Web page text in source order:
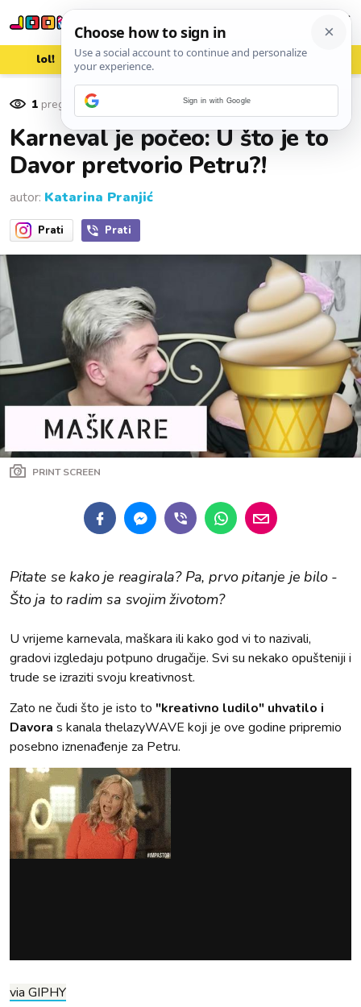
lol! aww vrh! woot?!
1 pregleda
Karneval je počeo: U što je to
Davor pretvorio Petru?!
autor: Katarina Pranjić
Prati Prati
PRINT SCREEN
Pitate se kako je reagirala? Pa, prvo pitanje je bilo -
Što ja to radim sa svojim životom?
U vrijeme karnevala, maškara ili kako god vi to nazivali,
gradovi izgledaju potpuno drugačije. Svi su nekako opušteniji i
trude se izraziti svoju kreativnost.
Zato ne čudi što je isto to "kreativno ludilo" uhvatilo i
Davora s kanala thelazyWAVE koji je ove godine pripremio
posebno iznenađenje za Petru.
via GIPHY
Sign in with Google